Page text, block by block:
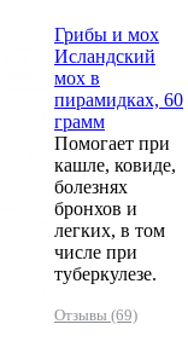
Грибы и мох
Исландский
мох в
пирамидках, 60
грамм
Помогает при
кашле, ковиде,
болезнях
бронхов и
легких, в том
числе при
туберкулезе.
Отзывы (69)